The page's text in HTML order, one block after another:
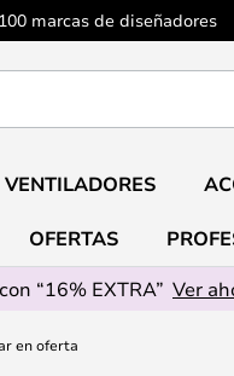
marcas de diseñadores
VENTILADORES
OFERTAS
“16% EXTRA” Ver
en oferta